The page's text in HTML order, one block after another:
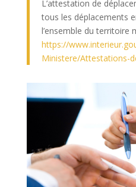
L’attestation de
tous les déplacements
l’ensemble du territoire
https://
Ministere/Attestations-